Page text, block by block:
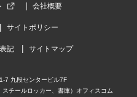
会社概要
サイトポリシー
記 サイトマップ
7 九段センタービル7F
チールロッカー、書庫）オフィスコム